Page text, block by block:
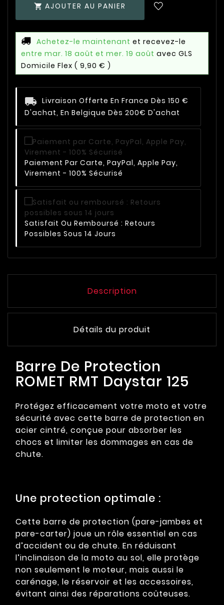
 AJOUTER AU PANIER
Achetez-le maintenant et recevez-le
entre mar. 18 août et mer. 19 août avec GLS
Domicile Flex ( 9,90 € )
Livraison Offerte En France Dès 150 €
D'achat, En Belgique Dès 200€ D'achat
Paiement Par Carte, PayPal, Apple Pay,
Virement - 100% Sécurisé
Satisfait Ou Remboursé : Retours
Possibles Sous 14 Jours
Description
Détails du produit
Barre De Protection
ROMET RMT Daystar 125
Protégez efficacement votre moto et votre
sécurité avec cette barre de protection en
acier cintré, conçue pour absorber les
chocs et limiter les dommages en cas de
chute.
Une protection optimale :
Cette barre de protection (pare-jambes et
pare-carter) joue un rôle essentiel en cas
d’accident ou de chute. En réduisant
l’inclinaison de la moto au sol, elle protège
non seulement le moteur, mais aussi le
carénage, le réservoir et les accessoires,
évitant ainsi des réparations coûteuses.